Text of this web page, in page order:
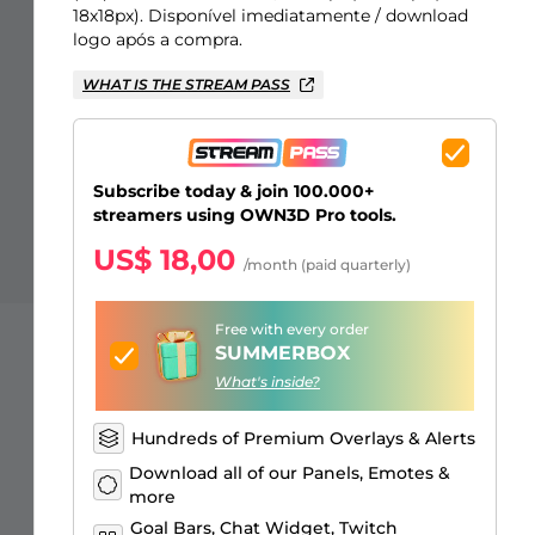
conversa"
18x18px). Disponível imediatamente / download
logo após a compra.
WHAT IS THE STREAM PASS
Subscribe today & join 100.000+
streamers using OWN3D Pro tools.
US$ 18,00 /month (paid quarterly)
Free with every order
SUMMERBOX
What's inside?
Hundreds of Premium Overlays & Alerts
Download all of our Panels, Emotes &
more
Goal Bars, Chat Widget, Twitch